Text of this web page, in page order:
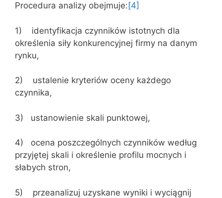
Procedura analizy obejmuje: [4]
1) identyfikacja czynników istotnych dla
określenia siły konkurencyjnej firmy na danym
rynku,
2) ustalenie kryteriów oceny każdego
czynnika,
3) ustanowienie skali punktowej,
4) ocena poszczególnych czynników według
przyjętej skali i określenie profilu mocnych i
słabych stron,
5) przeanalizuj uzyskane wyniki i wyciągnij